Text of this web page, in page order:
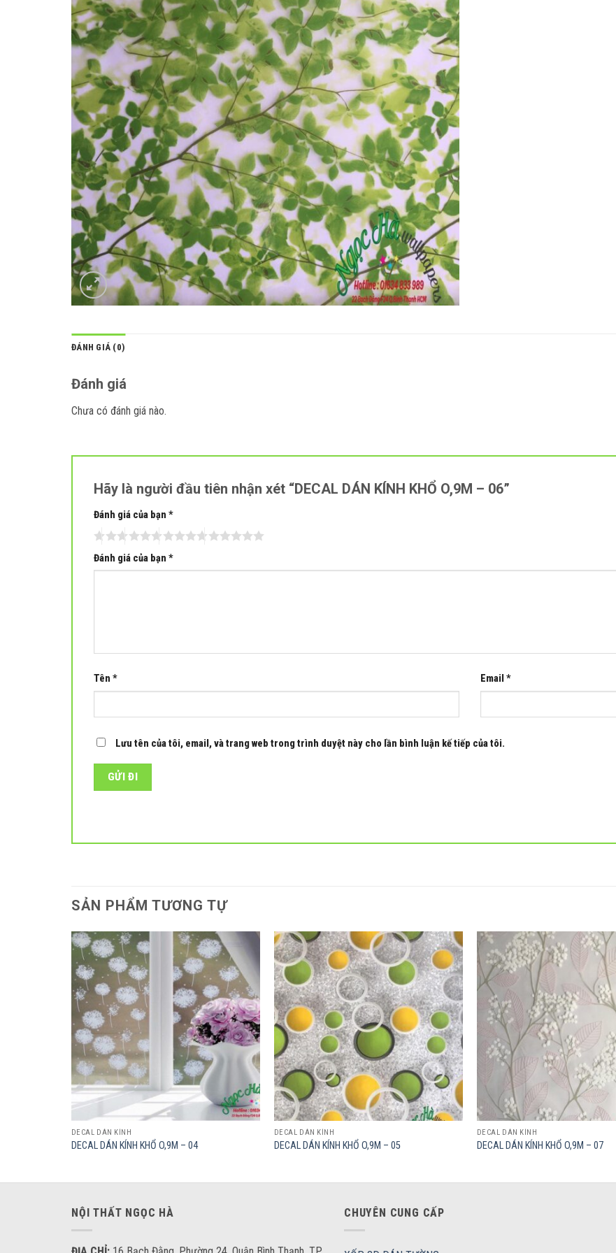
ĐÁNH GIÁ (0)
Đánh giá
Chưa có đánh giá nào.
Hãy là người đầu tiên nhận xét “DECAL DÁN KÍNH KHỔ O,9M – 06”
Đánh giá của bạn *
Đánh giá của bạn *
Tên * Email *
Lưu tên của tôi, email, và trang web trong trình duyệt này cho lần bình luận kế tiếp của tôi.
SẢN PHẨM TƯƠNG TỰ
Add to
wishlist
DECAL DÁN KÍNH
DECAL DÁN KÍNH KHỔ O,9M – 04
Add to
wishlist
DECAL DÁN KÍNH
DECAL DÁN KÍNH KHỔ O,9M – 05
DECAL DÁN KÍNH
DECAL DÁN KÍNH KHỔ O,9M – 07
NỘI THẤT NGỌC HÀ CHUYÊN CUNG CẤP